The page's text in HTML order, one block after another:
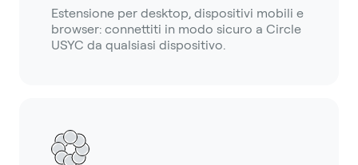
Estensione per desktop, dispositivi mobili e
browser: connettiti in modo sicuro a Circle
USYC da qualsiasi dispositivo.